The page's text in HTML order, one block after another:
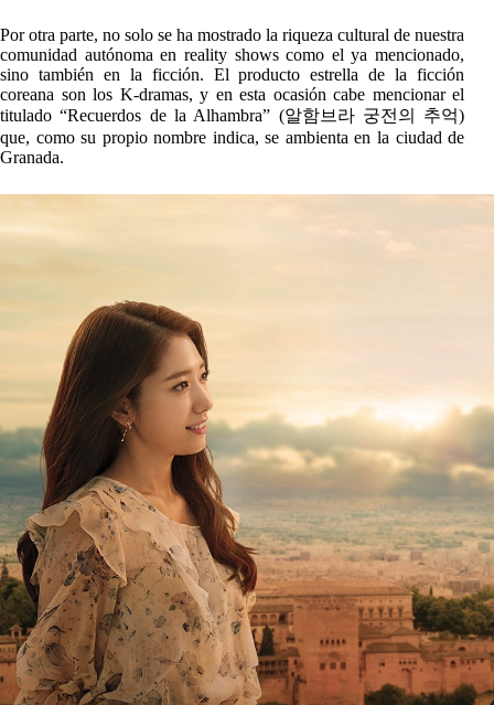
Por otra parte, no solo se ha mostrado la riqueza cultural de nuestra
comunidad autónoma en reality shows como el ya mencionado,
sino también en la ficción. El producto estrella de la ficción
coreana son los K-dramas, y en esta ocasión cabe mencionar el
titulado “Recuerdos de la Alhambra” (알함브라 궁전의 추억)
que, como su propio nombre indica, se ambienta en la ciudad de
Granada.